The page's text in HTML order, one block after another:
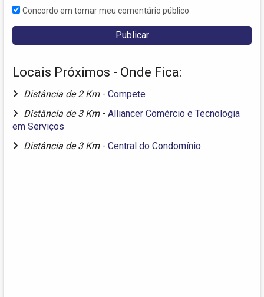
Concordo em tornar meu comentário público
Locais Próximos - Onde Fica:
Distância de 2 Km - Compete
Distância de 3 Km - Alliancer Comércio e Tecnologia
em Serviços
Distância de 3 Km - Central do Condomínio